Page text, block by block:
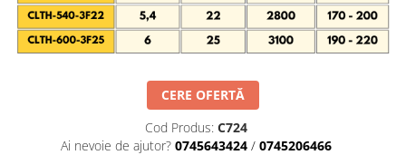
Remorci Transport
Remorci Transport Baloţi
Remorci Împrăștiat Gunoi
Semănători Prășitoare
CERE OFERTĂ
Cod Produs: C724
Ai nevoie de ajutor? 0745643424 / 0745206466